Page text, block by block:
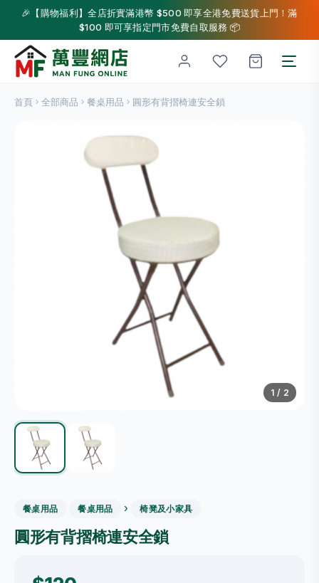
🎉【購物福利】全店折實滿港幣 $500 即享全港免費送貨上門！滿
$100 即可享指定門市免費自取服務 📦
首頁 全部商品 餐桌用品 圓形有背摺椅連安全鎖
1 / 2
餐桌用品 餐桌用品 › 椅凳及小家具
圓形有背摺椅連安全鎖